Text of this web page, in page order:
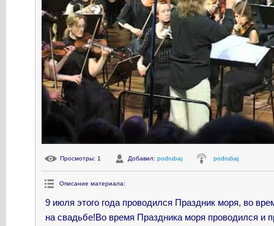
Просмотры: 1 Добавил: podrubaj podrubaj
Описание материала:
9 июля этого года проводился Праздник моря, во
на свадьбе!Во время Праздника моря проводился и